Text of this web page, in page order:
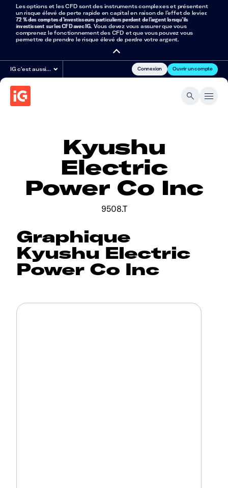
Les options et les CFD sont des instruments complexes et présentent
un risque élevé de perte rapide en capital en raison de l’effet de levier.
72 % des comptes d’investisseurs particuliers perdent de l’argent lorsqu’ils
investissent sur les CFD avec IG. Vous devez vous assurer que vous
comprenez le fonctionnement des CFD et que vous pouvez vous
permettre de prendre le risque élevé de perdre votre argent.
IG c'est aussi… Connexion Ouvrir un compte
Kyushu
Electric
Power Co Inc
9508.T
Graphique
Kyushu Electric
Power Co Inc